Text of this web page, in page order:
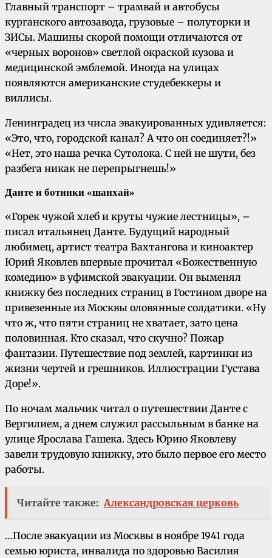
Главный транспорт – трамвай и автобусы
курганского автозавода, грузовые – полуторки и
ЗИСы. Машины скорой помощи отличаются от
«черных воронов» светлой окраской кузова и
медицинской эмблемой. Иногда на улицах
появляются американские студебеккеры и
виллисы.
Ленинградец из числа эвакуированных удивляется:
«Это, что, городской канал? А что он соединяет?!»
«Нет, это наша речка Сутолока. С ней не шути, без
разбега никак не перепрыгнешь!»
Данте и ботинки «шанхай»
«Горек чужой хлеб и круты чужие лестницы», –
писал итальянец Данте. Будущий народный
любимец, артист театра Вахтангова и киноактер
Юрий Яковлев впервые прочитал «Божественную
комедию» в уфимской эвакуации. Он выменял
книжку без последних страниц в Гостином дворе на
привезенные из Москвы оловянные солдатики. «Ну
что ж, что пяти страниц не хватает, зато цена
половинная. Кто сказал, что скучно? Пожар
фантазии. Путешествие под землей, картинки из
жизни чертей и грешников. Иллюстрации Густава
Доре!».
По ночам мальчик читал о путешествии Данте с
Вергилием, а днем служил рассыльным в банке на
улице Ярослава Гашека. Здесь Юрию Яковлеву
завели трудовую книжку, это было первое его место
работы.
Читайте также: Александровская церковь
…После эвакуации из Москвы в ноябре 1941 года
семью юриста, инвалида по здоровью Василия